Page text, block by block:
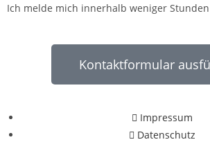
Ich melde mich innerhalb weniger
Kontaktformular
Impressum
Datenschutz